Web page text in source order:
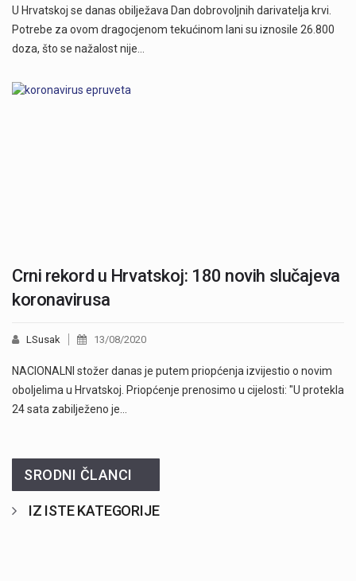
U Hrvatskoj se danas obilježava Dan dobrovoljnih darivatelja krvi.
Potrebe za ovom dragocjenom tekućinom lani su iznosile 26.800
doza, što se nažalost nije…
Crni rekord u Hrvatskoj: 180 novih slučajeva
koronavirusa
LSusak 13/08/2020
NACIONALNI stožer danas je putem priopćenja izvijestio o novim
oboljelima u Hrvatskoj. Priopćenje prenosimo u cijelosti: "U protekla
24 sata zabilježeno je…
SRODNI ČLANCI
IZ ISTE KATEGORIJE